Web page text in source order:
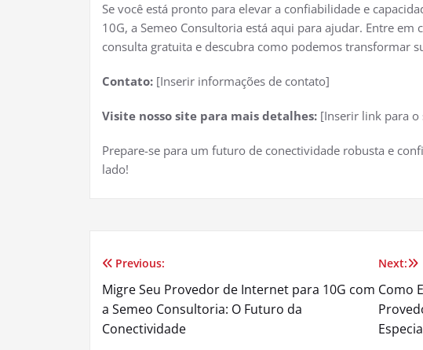
Se você está pronto para elevar a confiabilidade e
10G, a Semeo Consultoria está aqui para ajudar. Entre
consulta gratuita e descubra como podemos transformar
Contato: [Inserir informações de contato]
Visite nosso site para mais detalhes: [Inserir link para o
Prepare-se para um futuro de conectividade robusta e
lado!
Navegação
de
Previous:
Migre Seu Provedor de Internet para 10G com
a Semeo Consultoria: O Futuro da
Conectividade
Next:
Como